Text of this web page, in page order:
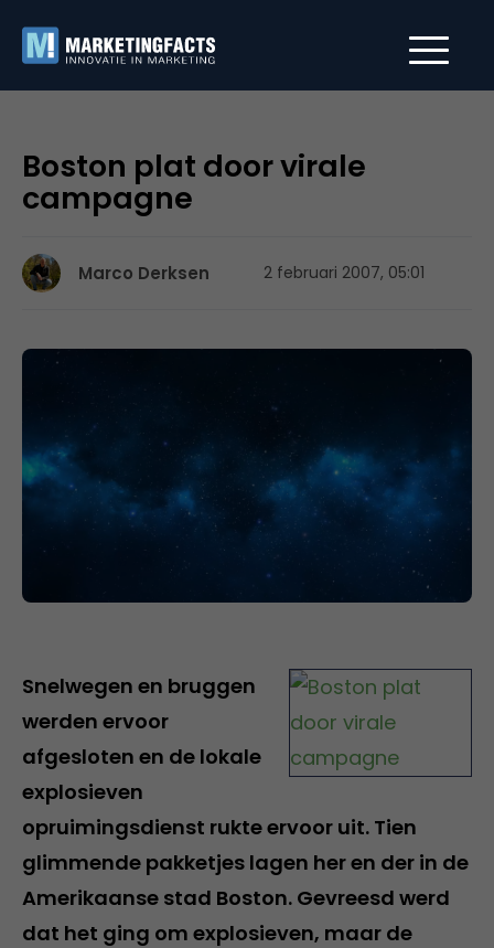
Boston plat door virale
campagne
Marco Derksen 2 februari 2007, 05:01
Snelwegen en bruggen
werden ervoor
afgesloten en de lokale
explosieven
opruimingsdienst rukte ervoor uit. Tien
glimmende pakketjes lagen her en der in de
Amerikaanse stad Boston. Gevreesd werd
dat het ging om explosieven, maar de